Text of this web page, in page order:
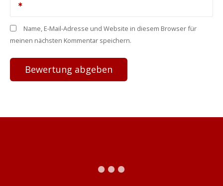
Name, E-Mail-Adresse und Website in diesem Browser für
meinen nächsten Kommentar speichern.